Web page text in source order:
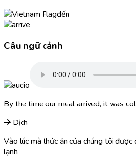
đến
Câu ngữ cảnh
By the time our meal arrived, it was
Dịch
Vào lúc mà thức ăn của chúng tôi được
lạnh